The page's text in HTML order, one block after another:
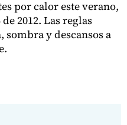
por calor este verano,
2012. Las reglas
sombra y descansos a